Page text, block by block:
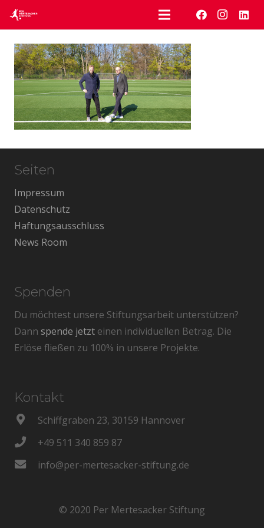
Seiten
Impressum
Datenschutz
Haftungsausschluss
News Room
Spenden
Du möchtest unsere Stiftungsarbeit unterstützen?
Dann spende jetzt einen individuellen Betrag. Die
Erlöse fließen zu 100% in unsere Projekte.
Kontakt
Schiffgraben 23, 30159 Hannover
+49 511 340 859 87
info@per-mertesacker-stiftung.de
© 2020 Per Mertesacker Stiftung